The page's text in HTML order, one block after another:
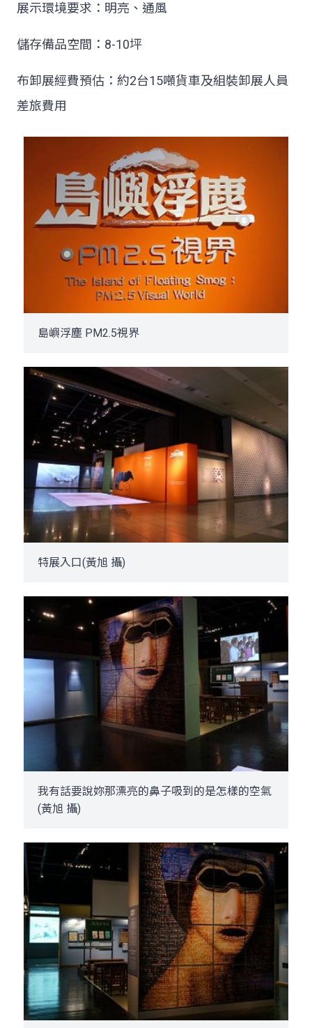
展示環境要求：明亮、通風
儲存備品空間：8-10坪
布卸展經費預估：約2台15噸貨車及組裝卸展人員
差旅費用
島嶼浮塵 PM2.5視界
特展入口(黃旭 攝)
我有話要說­妳那漂亮的鼻子吸到的是怎樣的空氣
(黃旭 攝)